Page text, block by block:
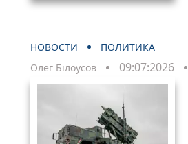
НОВОСТИ
ПОЛИТИКА
Олег Білоусов
09:07:2026